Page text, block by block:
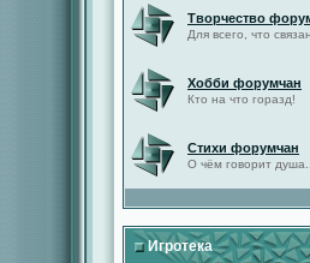
Творчество
Для всего, что
Хобби форумчан
Кто на что горазд!
Стихи форумчан
О чём говорит душа...
Игротека